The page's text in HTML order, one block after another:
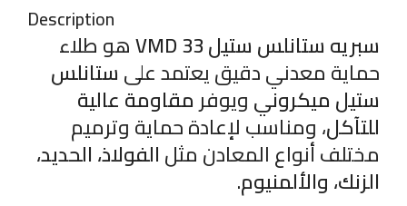
Description
سبريه ستانلس ستيل VMD 33 هو طلاء
حماية معدني دقيق يعتمد علىستانلس
ستيل ميكرونيويوفرمقاومة عالية
للتآكل، ومناسب لإعادة حماية وترميم
مختلف أنواع المعادن مثلالفولاذ، الحديد،
الزنك، والألمنيوم.